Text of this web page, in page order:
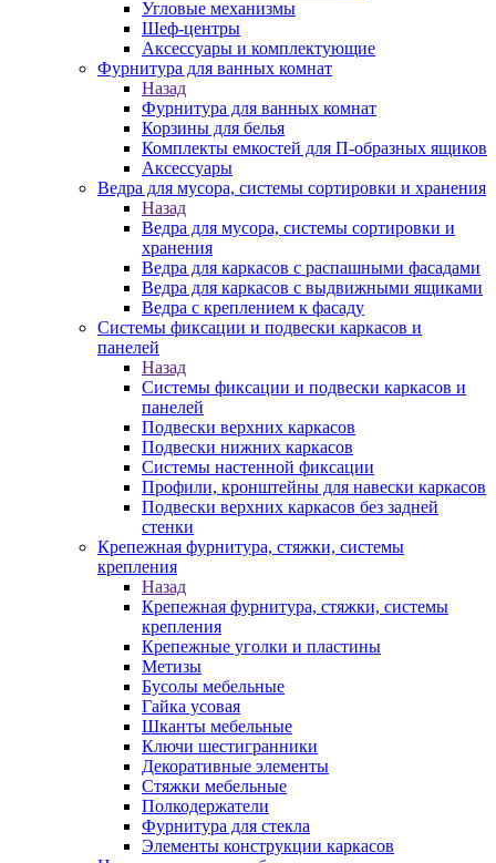
Угловые механизмы
Шеф-центры
Аксессуары и комплектующие
Фурнитура для ванных комнат
Назад
Фурнитура для ванных комнат
Корзины для белья
Комплекты емкостей для П-образных ящиков
Аксессуары
Ведра для мусора, системы сортировки и хранения
Назад
Ведра для мусора, системы сортировки и
хранения
Ведра для каркасов с распашными фасадами
Ведра для каркасов с выдвижными ящиками
Ведра с креплением к фасаду
Системы фиксации и подвески каркасов и
панелей
Назад
Системы фиксации и подвески каркасов и
панелей
Подвески верхних каркасов
Подвески нижних каркасов
Системы настенной фиксации
Профили, кронштейны для навески каркасов
Подвески верхних каркасов без задней
стенки
Крепежная фурнитура, стяжки, системы
крепления
Назад
Крепежная фурнитура, стяжки, системы
крепления
Крепежные уголки и пластины
Метизы
Бусолы мебельные
Гайка усовая
Шканты мебельные
Ключи шестигранники
Декоративные элементы
Стяжки мебельные
Полкодержатели
Фурнитура для стекла
Элементы конструкции каркасов